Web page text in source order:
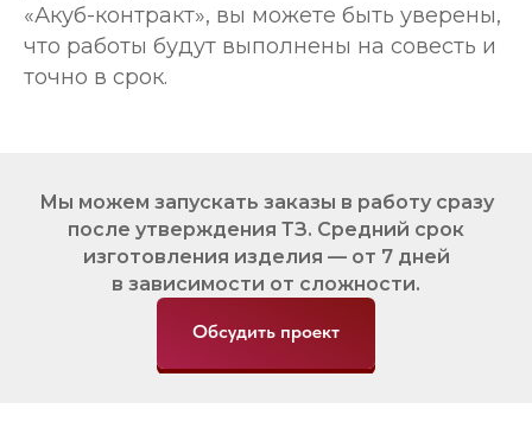
«Акуб-контракт», вы можете быть уверены,
что работы будут выполнены на совесть и
точно в срок.
Мы можем запускать заказы в работу сразу
после утверждения ТЗ. Средний срок
изготовления изделия — от 7 дней
в зависимости от сложности.
Обсудить проект